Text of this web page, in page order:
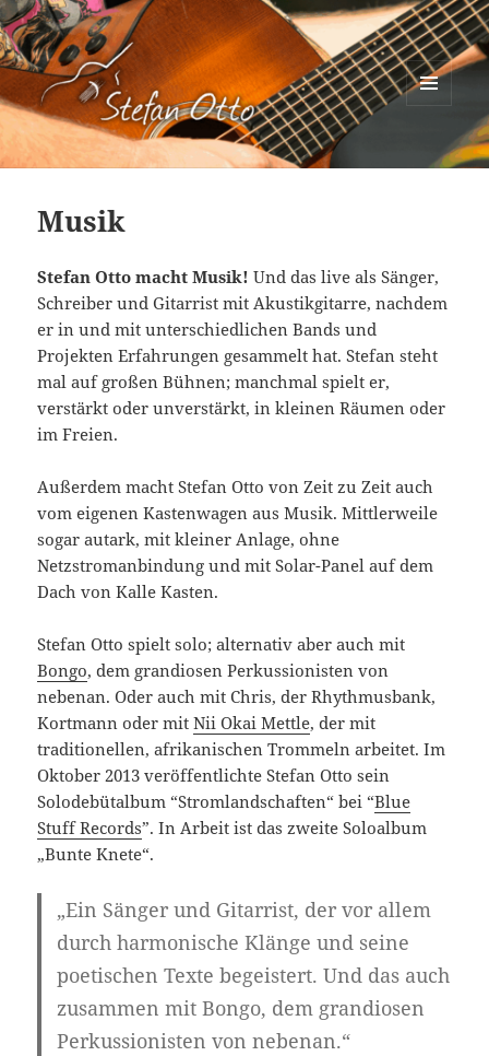
Stefan Otto
WIDGETS
Musik
Stefan Otto macht Musik!Und das live als Sänger,
Schreiber und Gitarrist mit Akustikgitarre, nachdem
er in und mit unterschiedlichen Bands und
Projekten Erfahrungen gesammelt hat. Stefan steht
mal auf großen Bühnen; manchmal spielt er,
verstärkt oder unverstärkt, in kleinen Räumen oder
im Freien.
Außerdem macht Stefan Otto von Zeit zu Zeit auch
vom eigenen Kastenwagen aus Musik. Mittlerweile
sogar autark, mit kleiner Anlage, ohne
Netzstromanbindung und mit Solar-Panel auf dem
Dach von Kalle Kasten.
Stefan Otto spielt solo; alternativ aber auch mit
Bongo, dem grandiosen Perkussionisten von
nebenan. Oder auch mit Chris, der Rhythmusbank,
Kortmann oder mitNii Okai Mettle, der mit
traditionellen, afrikanischen Trommeln arbeitet. Im
Oktober 2013 veröffentlichte Stefan Otto sein
Solodebütalbum “Stromlandschaften“ bei “Blue
Stuff Records”. In Arbeit ist das zweite Soloalbum
„Bunte Knete“.
„Ein Sänger und Gitarrist, der vor allem
durch harmonische Klänge und seine
poetischen Texte begeistert. Und das auch
zusammen mit Bongo, dem grandiosen
Perkussionisten von nebenan.“